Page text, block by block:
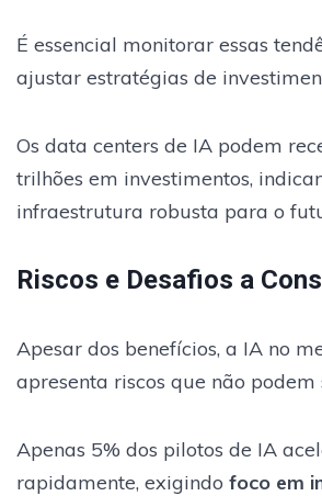
É essencial monitorar essas
ajustar estratégias de
Os data centers de IA podem
trilhões em investimentos,
infraestrutura robusta para o
Riscos e Desafios a
Apesar dos benefícios, a IA no
apresenta riscos que não podem
Apenas 5% dos pilotos de IA
rapidamente, exigindo foco em